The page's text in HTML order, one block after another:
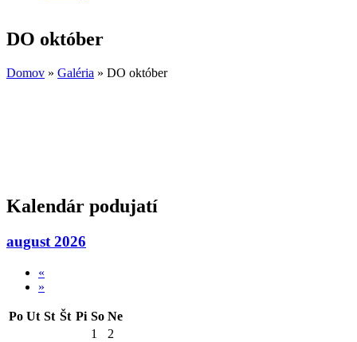
DO október
Domov » Galéria » DO október
Kalendár podujatí
august 2026
«
»
Po Ut St Št Pi So Ne
1
2